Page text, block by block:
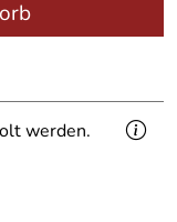
werden.